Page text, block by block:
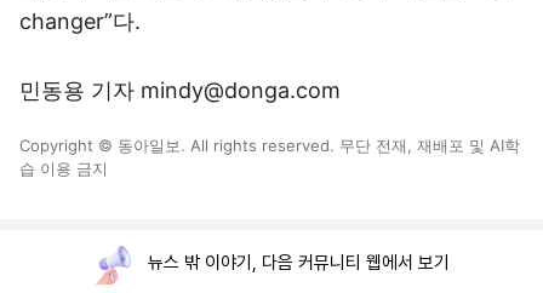
changer”다.
민동용 기자 mindy@donga.com
Copyright © 동아일보. All rights reserved. 무단 전재, 재배포 및 AI학
습 이용 금지
뉴스 밖 이야기, 다음 커뮤니티 웹에서 보기